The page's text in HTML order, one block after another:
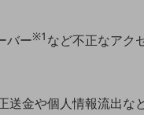
バー※1 など不正なアク
金や個人情報流出な